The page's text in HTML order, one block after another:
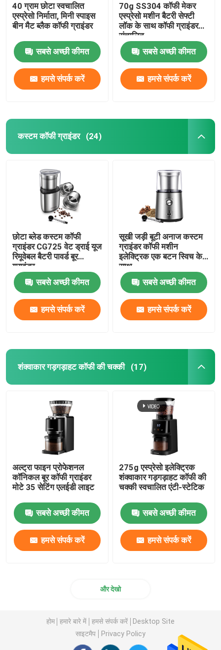
40 ग्राम छोटा स्वचालित
एस्प्रेसो निर्माता, मिनी स्पाइस
बीन मैट ब्लैक कॉफी ग्राइंडर
सबसे अच्छी कीमत
हमसे संपर्क करें
70g SS304 कॉफी मेकर
एस्प्रेसो मशीन बैटरी सेफ्टी
लॉक के साथ कॉफी ग्राइंडर
संचालित
सबसे अच्छी कीमत
हमसे संपर्क करें
कस्टम कॉफी ग्राइंडर (24)
छोटा ब्लेड कस्टम कॉफी
ग्राइंडर CG725 वेट ड्राई यूज
रिमूवेबल बैटरी पावर्ड बूर
ग्राइंडर
सबसे अच्छी कीमत
हमसे संपर्क करें
सूखी जड़ी बूटी अनाज कस्टम
ग्राइंडर कॉफी मशीन
इलेक्ट्रिक एक बटन स्विच के
साथ
सबसे अच्छी कीमत
हमसे संपर्क करें
शंक्वाकार गड़गड़ाहट कॉफी की चक्की (17)
अल्ट्रा फाइन प्रोफेशनल
कॉनिकल बूर कॉफी ग्राइंडर
मोटे 35 सेटिंग एलईडी लाइट
सबसे अच्छी कीमत
हमसे संपर्क करें
275g एस्प्रेसो इलेक्ट्रिक
शंक्वाकार गड़गड़ाहट कॉफी की
चक्की स्वचालित एंटी-स्टेटिक
सबसे अच्छी कीमत
हमसे संपर्क करें
और देखो
होम हमारे बारे में हमसे संपर्क करें
Desktop Site
साइटमैप
Privacy Policy